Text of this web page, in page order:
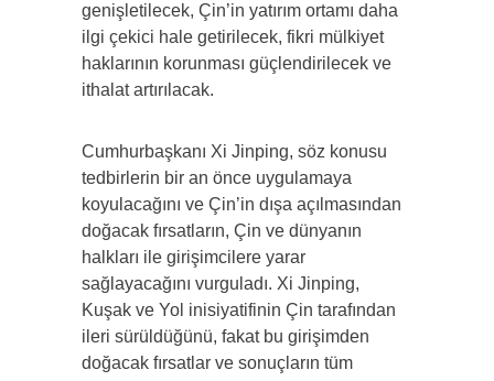
genişletilecek, Çin’in yatırım ortamı daha
ilgi çekici hale getirilecek, fikri mülkiyet
haklarının korunması güçlendirilecek ve
ithalat artırılacak.
Cumhurbaşkanı Xi Jinping, söz konusu
tedbirlerin bir an önce uygulamaya
koyulacağını ve Çin’in dışa açılmasından
doğacak fırsatların, Çin ve dünyanın
halkları ile girişimcilere yarar
sağlayacağını vurguladı. Xi Jinping,
Kuşak ve Yol inisiyatifinin Çin tarafından
ileri sürüldüğünü, fakat bu girişimden
doğacak fırsatlar ve sonuçların tüm